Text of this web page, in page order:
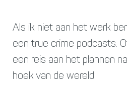
Als ik niet aan het werk
een true crime podcasts.
een reis aan het plannen
hoek van de wereld.